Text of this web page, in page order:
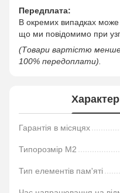
Передплата:
В окремих випадках
що ми повідомимо при
(Товари вартістю менше
100% передоплати).
Гарантія в місяцях
Типорозмір M2
Тип елементів пам'яті